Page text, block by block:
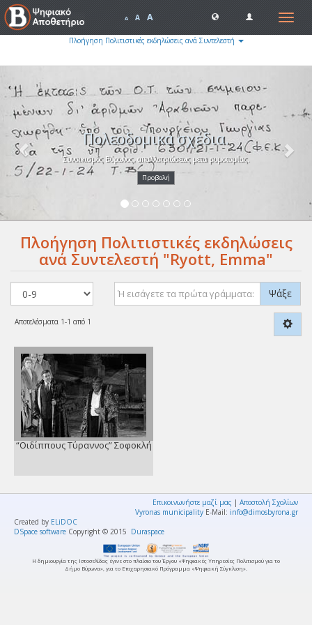
Toggle
A A A
Πλοήγηση Πολιτιστικές εκδηλώσεις ανά Συντελεστή
Πολεοδομικά σχέδια.
Συνοικισμός Βύρωνος, απαλλοτριώσεως μετα ρυμοτομίας.
Προβολή
Πλοήγηση Πολιτιστικές εκδηλώσεις
ανά Συντελεστή "Ryott, Emma"
Ψάξε
Αποτελέσματα 1-1 από 1
“Οιδίππους Τύραννος” Σοφοκλή
Επικοινωνήστε μαζί μας | Αποστολή Σχολίων
Vyronas municipality E-Mail: info@dimosbyrona.gr
Created by ELiDOC
DSpace software Copyright © 2015 Duraspace
Η δημιουργία της Ιστοσελίδας έγινε στο πλαίσιο του Έργου «Ψηφιακές Υπηρεσίες Πολιτισμού για το
Δήμο Βύρωνα», για το Επιχειρησιακό Πρόγραμμα «Ψηφιακή Σύγκλιση».